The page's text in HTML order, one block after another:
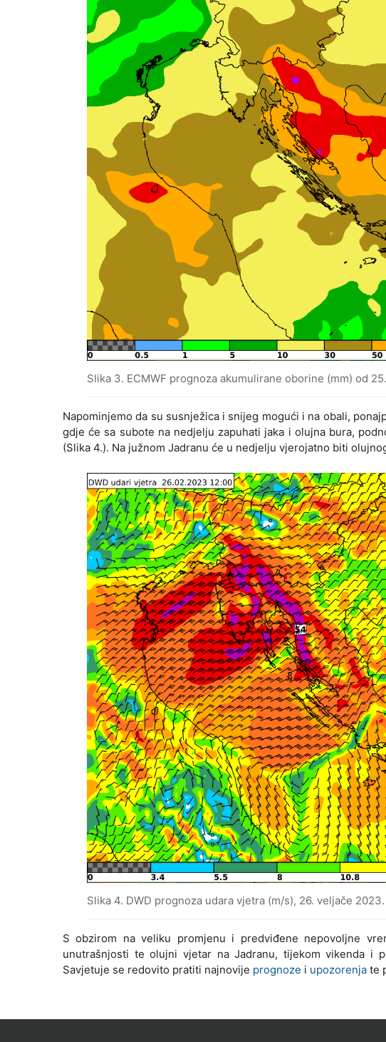
Slika 3. ECMWF prognoza akumulirane oborine (mm) od
Napominjemo da su susnježica i snijeg mogući i na obali,
gdje će sa subote na nedjelju zapuhati jaka i olujna bura,
(Slika 4.). Na južnom Jadranu će u nedjelju vjerojatno biti
Slika 4. DWD prognoza udara vjetra (m/s), 26. veljače 2023.
S obzirom na veliku promjenu i predviđene nepovoljne
unutrašnjosti te olujni vjetar na Jadranu, tijekom vikenda i
Savjetuje se redovito pratiti najnovije prognoze i upozorenja te